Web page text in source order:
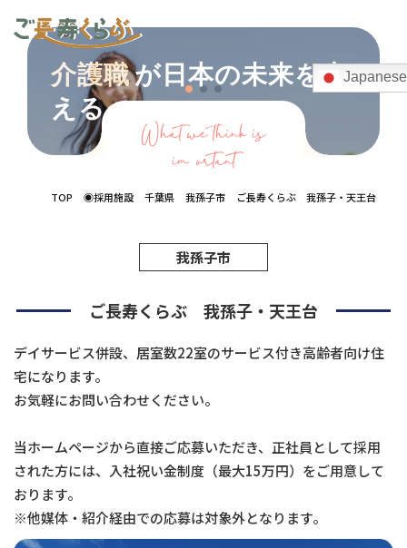
Japanese
介護職が日本の未来を支
える。
Recruiting information
What we think is
important
TOP ◉採用施設 千葉県 我孫子市 ご長寿くらぶ 我孫子・天王台
我孫子市
ご長寿くらぶ 我孫子・天王台
デイサービス併設、居室数22室のサービス付き高齢者向け住
宅になります。
お気軽にお問い合わせください。
当ホームページから直接ご応募いただき、正社員として採用
された方には、入社祝い金制度（最大15万円）をご用意して
おります。
※他媒体・紹介経由での応募は対象外となります。